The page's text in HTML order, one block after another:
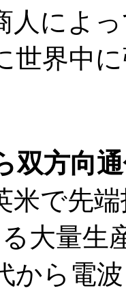
人によ
世界中
双方向
で先端
大量生
から電